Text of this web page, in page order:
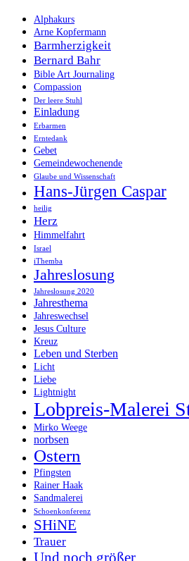
Alphakurs
Arne Kopfermann
Barmherzigkeit
Bernard Bahr
Bible Art Journaling
Compassion
Der leere Stuhl
Einladung
Erbarmen
Erntedank
Gebet
Gemeindewochenende
Glaube und Wissenschaft
Hans-Jürgen Caspar
heilig
Herz
Himmelfahrt
Israel
iThemba
Jahreslosung
Jahreslosung 2020
Jahresthema
Jahreswechsel
Jesus Culture
Kreuz
Leben und Sterben
Licht
Liebe
Lightnight
Lobpreis-Malerei
Mirko Weege
norbsen
Ostern
Pfingsten
Rainer Haak
Sandmalerei
Schoenkonferenz
SHiNE
Trauer
Und noch größer